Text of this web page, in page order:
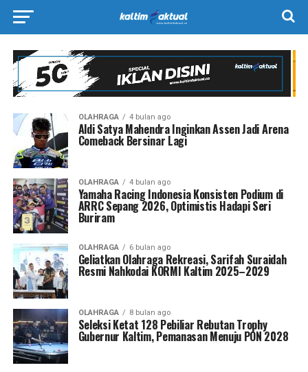
OLAHRAGA 4 bulan ago
Aldi Satya Mahendra Inginkan Assen Jadi Arena
Comeback Bersinar Lagi
OLAHRAGA 4 bulan ago
Yamaha Racing Indonesia Konsisten Podium di
ARRC Sepang 2026, Optimistis Hadapi Seri
Buriram
OLAHRAGA 6 bulan ago
Geliatkan Olahraga Rekreasi, Sarifah Suraidah
Resmi Nahkodai KORMI Kaltim 2025–2029
OLAHRAGA 8 bulan ago
Seleksi Ketat 128 Pebiliar Rebutan Trophy
Gubernur Kaltim, Pemanasan Menuju PON 2028